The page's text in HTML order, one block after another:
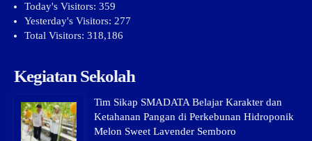
Today's Visitors: 359
Yesterday's Visitors: 277
Total Visitors: 318,186
Kegiatan Sekolah
Tim Sikap SMADATA Belajar Karakter dan
Ketahanan Pangan di Perkebunan Hidroponik
Melon Sweet Lavender Semboro